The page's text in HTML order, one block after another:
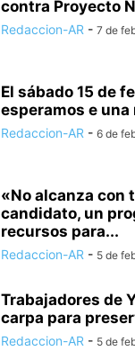
contra Proyecto
Redaccion-AR - 7 de
El sábado 15 de
esperamos e una
Redaccion-AR - 6 de
«No alcanza con
candidato, un
recursos para...
Redaccion-AR - 5 de
Trabajadores de
carpa para
Redaccion-AR - 5 de